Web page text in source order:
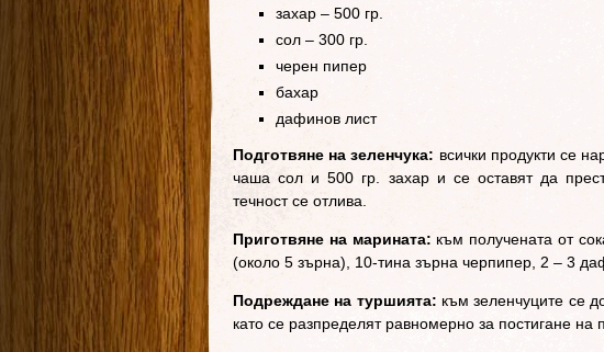
захар – 500 гр.
сол – 300 гр.
черен пипер
бахар
дафинов лист
Подготвяне на зеленчука: всички продукти се
чаша сол и 500 гр. захар и се оставят да
течност се отлива.
Приготвяне на марината: към получената от
(около 5 зърна), 10-тина зърна черпипер, 2 – 3
Подреждане на туршията: към зеленчуците се
като се разпределят равномерно за постигане на